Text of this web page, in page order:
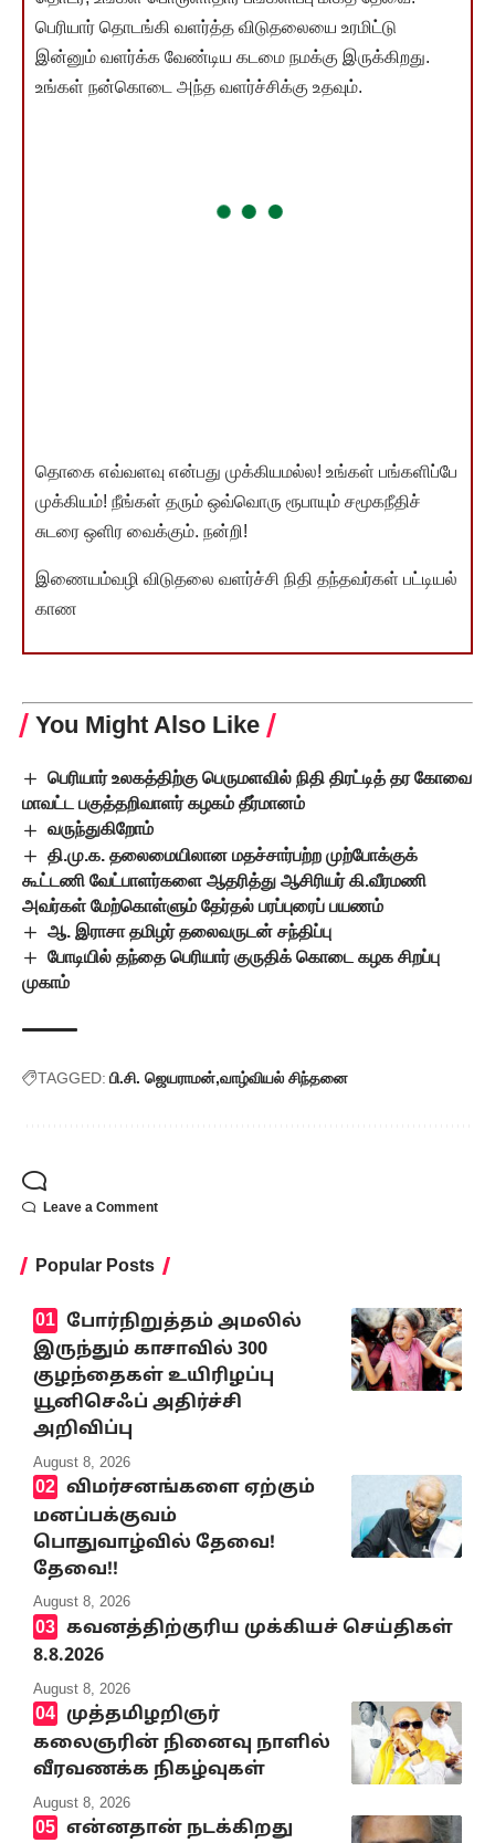
பெரியார் தொடங்கி வளர்த்த விடுதலையை உரமிட்டு
இன்னும் வளர்க்க வேண்டிய கடமை நமக்கு இருக்கிறது.
உங்கள் நன்கொடை அந்த வளர்ச்சிக்கு உதவும்.
தொகை எவ்வளவு என்பது முக்கியமல்ல! உங்கள் பங்களிப்பே
முக்கியம்! நீங்கள் தரும் ஒவ்வொரு ரூபாயும் சமூகநீதிச்
சுடரை ஒளிர வைக்கும். நன்றி!
இணையம்வழி விடுதலை வளர்ச்சி நிதி தந்தவர்கள் பட்டியல்
காண
You Might Also Like
பெரியார் உலகத்திற்கு பெருமளவில் நிதி திரட்டித் தர கோவை
மாவட்ட பகுத்தறிவாளர் கழகம் தீர்மானம்
வருந்துகிறோம்
தி.மு.க. தலைமையிலான மதச்சார்பற்ற முற்போக்குக்
கூட்டணி வேட்பாளர்களை ஆதரித்து ஆசிரியர் கி.வீரமணி
அவர்கள் மேற்கொள்ளும் தேர்தல் பரப்புரைப் பயணம்
ஆ. இராசா தமிழர் தலைவருடன் சந்திப்பு
போடியில் தந்தை பெரியார் குருதிக் கொடை கழக சிறப்பு
முகாம்
TAGGED: பி.சி. ஜெயராமன் வாழ்வியல் சிந்தனை
Leave a Comment
Popular Posts
போர்நிறுத்தம் அமலில்
இருந்தும் காசாவில் 300
குழந்தைகள் உயிரிழப்பு
யூனிசெஃப் அதிர்ச்சி
அறிவிப்பு
August 8, 2026
விமர்சனங்களை ஏற்கும்
மனப்பக்குவம்
பொதுவாழ்வில் தேவை!
தேவை!!
August 8, 2026
கவனத்திற்குரிய முக்கியச் செய்திகள்
8.8.2026
August 8, 2026
முத்தமிழறிஞர்
கலைஞரின் நினைவு நாளில்
வீரவணக்க நிகழ்வுகள்
August 8, 2026
என்னதான் நடக்கிறது